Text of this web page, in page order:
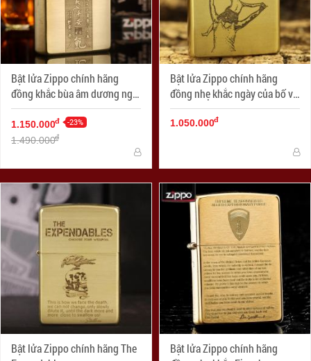
Bật lửa Zippo chính hãng
đồng khắc bùa âm dương ngũ
hành
1.150.000đ -23%
1.490.000đ
Bật lửa Zippo chính hãng
đồng nhẹ khắc ngày của bố vô
cùng ý nghĩa
1.050.000đ
Bật lửa Zippo chính hãng The
Bật lửa Zippo chính hãng